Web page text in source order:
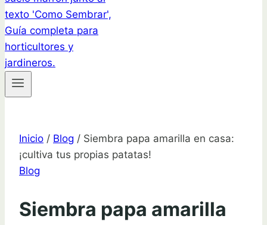
Inicio / Blog / Siembra papa amarilla en casa:
¡cultiva tus propias patatas!
Blog
Siembra papa amarilla